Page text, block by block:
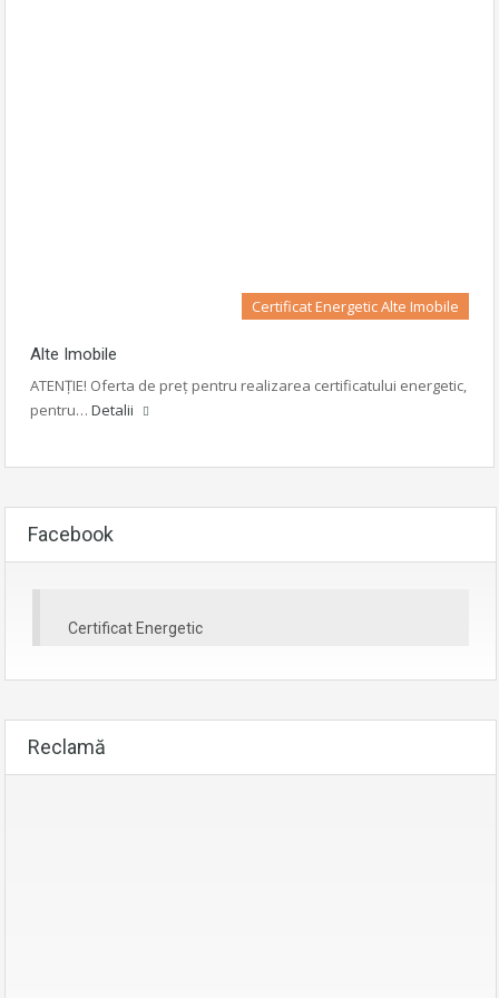
Certificat Energetic Alte Imobile
Alte Imobile
ATENȚIE! Oferta de preț pentru realizarea certificatului energetic,
pentru… Detalii
Facebook
Certificat Energetic
Reclamă